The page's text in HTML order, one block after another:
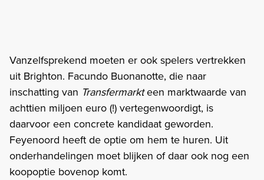
Vanzelfsprekend moeten er ook spelers vertrekken
uit Brighton. Facundo Buonanotte, die naar
inschatting van Transfermarkteen marktwaarde van
achttien miljoen euro (!) vertegenwoordigt, is
daarvoor een concrete kandidaat geworden.
Feyenoord heeft de optie om hem te huren. Uit
onderhandelingen moet blijken of daar ook nog een
koopoptie bovenop komt.